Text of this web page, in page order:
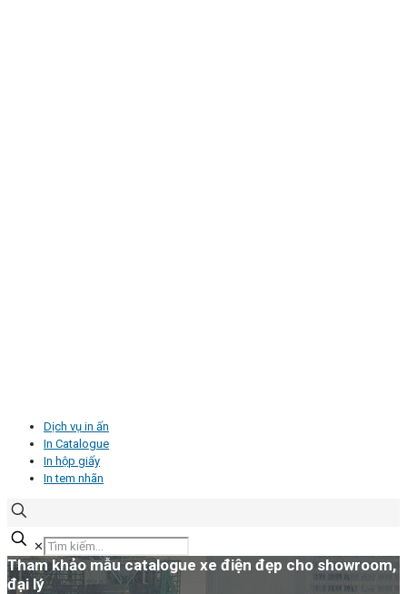
Dịch vụ in ấn
In Catalogue
In hộp giấy
In tem nhãn
✕
Tham khảo mẫu catalogue xe điện đẹp cho showroom,
đại lý